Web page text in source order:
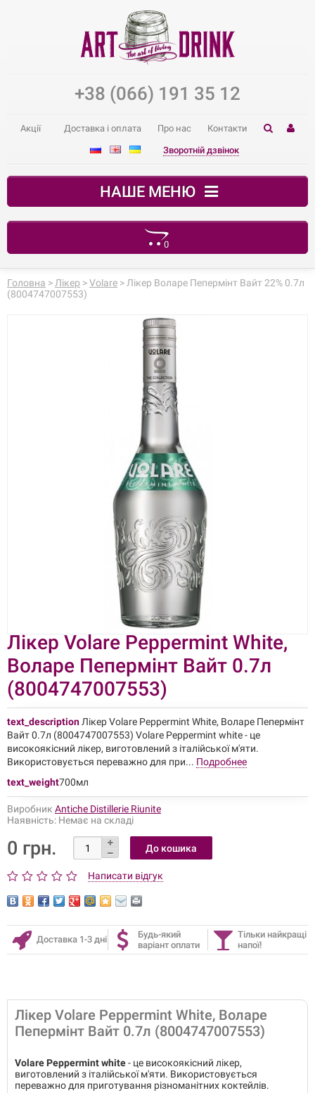
+38 (066) 191 35 12
Акції Доставка і оплата Про нас Контакти
Зворотній дзвінок
НАШЕ МЕНЮ
0
Ваш кошик порожній
Головна > Лікер >Volare > Лікер Воларе Пепермінт Вайт 22% 0.7л
(8004747007553)
Лікер Volare Peppermint White,
Воларе Пепермінт Вайт 0.7л
(8004747007553)
text_description Лікер Volare Peppermint White, Воларе Пепермінт
Вайт 0.7л (8004747007553) Volare Peppermint white - це
високоякісний лікер, виготовлений з італійської м'яти.
Використовується переважно для при... Подробнее
text_weight700мл
Виробник Antiche Distillerie Riunite
Наявність: Немає на складі
0 грн.
Написати відгук
Доставка 1-3 дні
Будь-який
варіант оплати
Тільки найкращі
напої!
Лікер Volare Peppermint White, Воларе
Пепермінт Вайт 0.7л (8004747007553)
Volare Peppermint white- це високоякісний лікер,
виготовлений з італійської м'яти. Використовується
переважно для приготування різноманітних коктейлів.